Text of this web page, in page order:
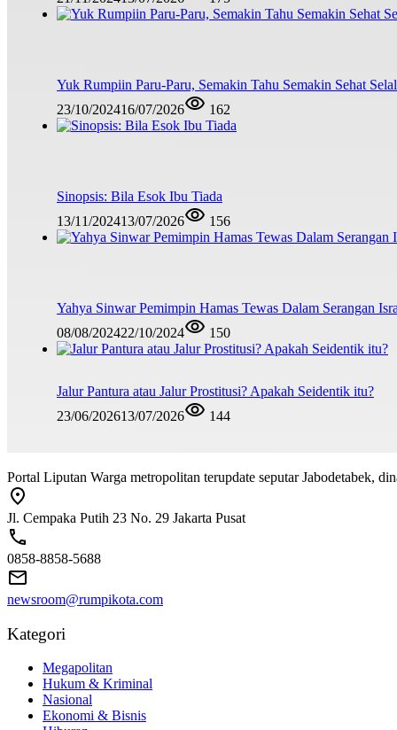
Yuk Rumpiin Paru-Paru, Semakin Tahu Semakin Sehat
23/10/202416/07/2026 162
Sinopsis: Bila Esok Ibu Tiada
13/11/202413/07/2026 156
Yahya Sinwar Pemimpin Hamas Tewas Dalam Serangan
08/08/202422/10/2024 150
Jalur Pantura atau Jalur Prostitusi? Apakah Seidentik itu?
23/06/202613/07/2026 144
Portal Liputan Warga metropolitan terupdate seputar Jabodetabek,
Jl. Cempaka Putih 23 No. 29 Jakarta Pusat
0858-8858-5688
newsroom@rumpikota.com
Kategori
Megapolitan
Hukum & Kriminal
Nasional
Ekonomi & Bisnis